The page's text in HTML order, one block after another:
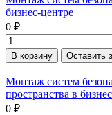
бизнес-центре
0 ₽
В корзину Оставить
Монтаж систем
пространства в
0 ₽